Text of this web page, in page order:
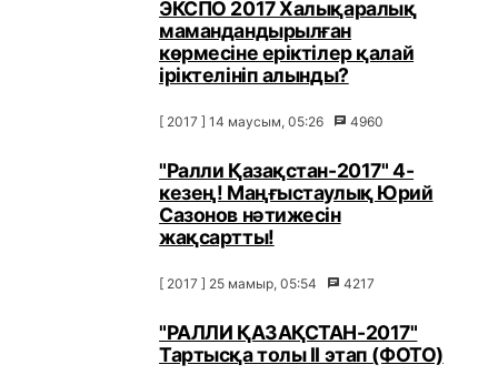
ЭКСПО 2017 Халықаралық
мамандандырылған
көрмесіне еріктілер қалай
іріктелініп алынды?
[ 2017 ] 14 маусым, 05:26 4960
"Ралли Қазақстан-2017" 4-
кезең! Маңғыстаулық Юрий
Сазонов нәтижесін
жақсартты!
[ 2017 ] 25 мамыр, 05:54 4217
"РАЛЛИ ҚАЗАҚСТАН-2017"
Тартысқа толы ІІ этап (ФОТО)